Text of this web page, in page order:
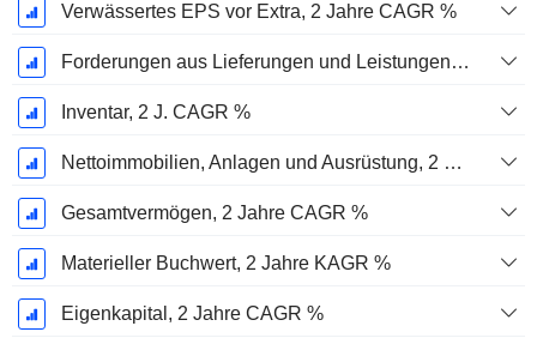
Verwässertes EPS vor Extra, 2 Jahre CAGR %
Forderungen aus Lieferungen und Leistungen, 2 J. CAGR %
Inventar, 2 J. CAGR %
Nettoimmobilien, Anlagen und Ausrüstung, 2 Jahre. CAGR %
Gesamtvermögen, 2 Jahre CAGR %
Materieller Buchwert, 2 Jahre KAGR %
Eigenkapital, 2 Jahre CAGR %